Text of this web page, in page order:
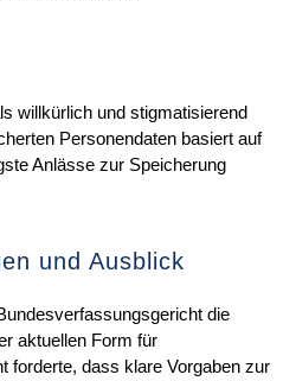
willkürlich und stigmatisierend
Personendaten basiert auf
Anlässe zur Speicherung
und Ausblick
die
aktuellen Form für
forderte, dass klare Vorgaben zur